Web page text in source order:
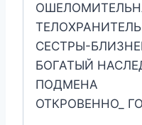
ТЕЛОХРАНИТЕЛЬ
СЕСТРЫ-
БОГАТЫЙ
ПОДМЕНА
ОТКРОВЕННО_